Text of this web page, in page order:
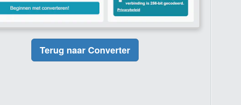
Terug naar Converter